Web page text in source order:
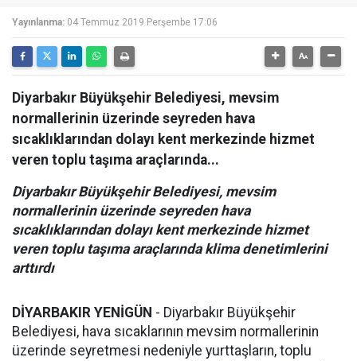
Yayınlanma: 04 Temmuz 2019 Perşembe 17:06
Diyarbakır Büyükşehir Belediyesi, mevsim
normallerinin üzerinde seyreden hava
sıcaklıklarından dolayı kent merkezinde hizmet
veren toplu taşıma araçlarında...
Diyarbakır Büyükşehir Belediyesi, mevsim
normallerinin üzerinde seyreden hava
sıcaklıklarından dolayı kent merkezinde hizmet
veren toplu taşıma araçlarında klima denetimlerini
arttırdı
DİYARBAKIR YENİGÜN - Diyarbakır Büyükşehir
Belediyesi, hava sıcaklarının mevsim normallerinin
üzerinde seyretmesi nedeniyle yurttaşların, toplu